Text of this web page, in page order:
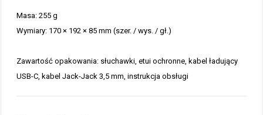
Masa: 255 g
Wymiary: 170 × 192 × 85 mm (szer. / wys. / gł.)
Zawartość opakowania: słuchawki, etui ochronne, kabel ładujący
USB-C, kabel Jack-Jack 3,5 mm, instrukcja obsługi